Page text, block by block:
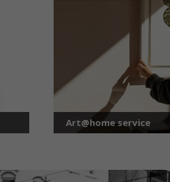
Art@home service